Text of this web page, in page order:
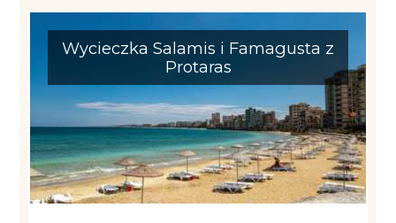
Wycieczka Salamis i Famagusta z
Protaras